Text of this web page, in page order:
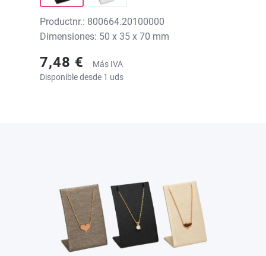
Productnr.: 800664.20100000
Dimensiones: 50 x 35 x 70 mm
7,48 €
Más IVA
Disponible desde 1 uds